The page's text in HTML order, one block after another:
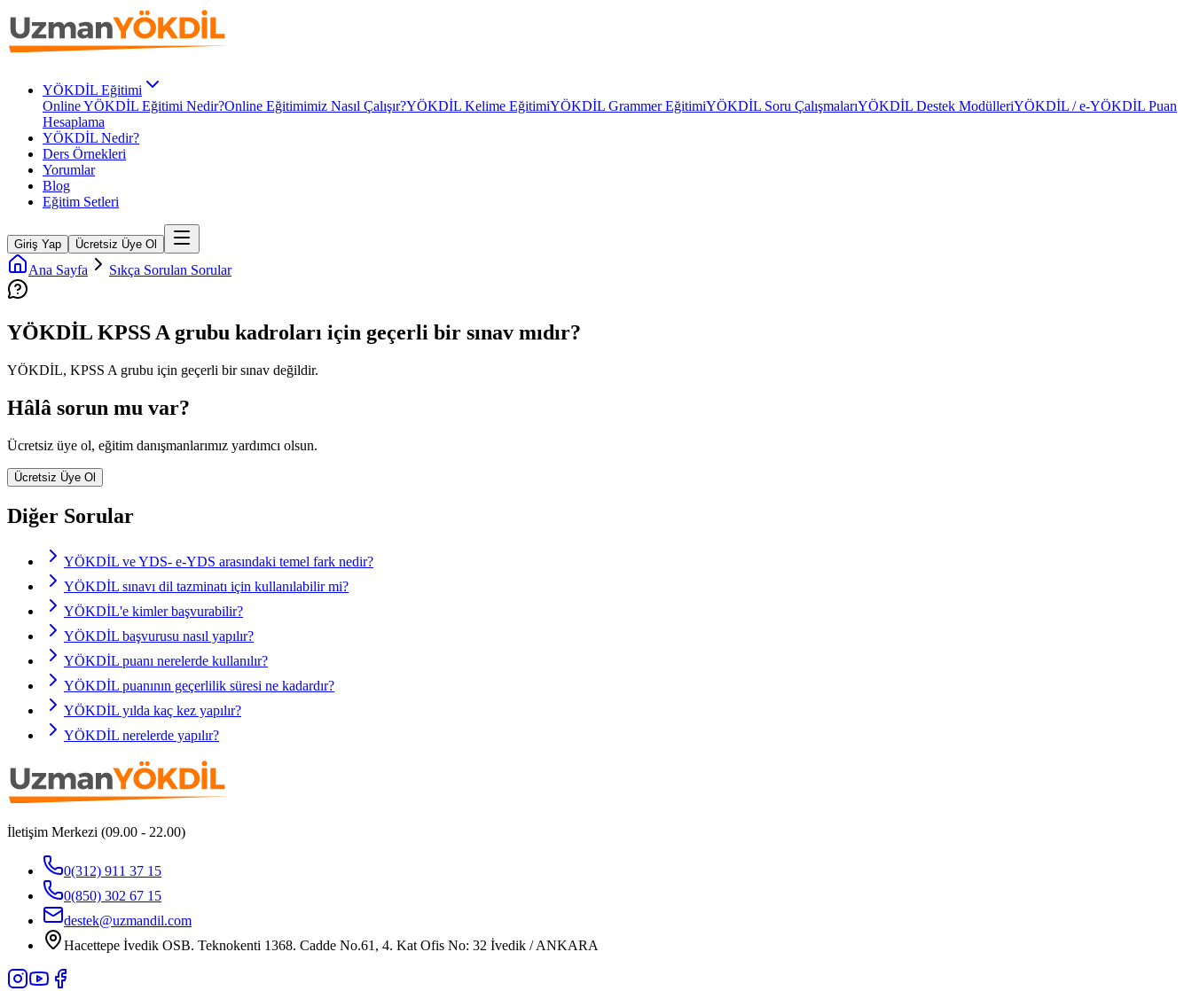
YÖKDİL Eğitimi
Online YÖKDİL Eğitimi Nedir?Online Eğitimimiz Nasıl Çalışır?YÖKDİL Kelime EğitimiYÖKDİL Grammer EğitimiYÖKDİL Soru ÇalışmalarıYÖKDİL Destek ModülleriYÖKDİL / e-YÖKDİL Puan
Hesaplama
YÖKDİL Nedir?
Ders Örnekleri
Yorumlar
Blog
Eğitim Setleri
Giriş Yap Ücretsiz Üye Ol
Ana Sayfa Sıkça Sorulan Sorular
YÖKDİL KPSS A grubu kadroları için geçerli bir sınav mıdır?
YÖKDİL, KPSS A grubu için geçerli bir sınav değildir.
Hâlâ sorun mu var?
Ücretsiz üye ol, eğitim danışmanlarımız yardımcı olsun.
Ücretsiz Üye Ol
Diğer Sorular
YÖKDİL ve YDS- e-YDS arasındaki temel fark nedir?
YÖKDİL sınavı dil tazminatı için kullanılabilir mi?
YÖKDİL'e kimler başvurabilir?
YÖKDİL başvurusu nasıl yapılır?
YÖKDİL puanı nerelerde kullanılır?
YÖKDİL puanının geçerlilik süresi ne kadardır?
YÖKDİL yılda kaç kez yapılır?
YÖKDİL nerelerde yapılır?
İletişim Merkezi (09.00 - 22.00)
0(312) 911 37 15
0(850) 302 67 15
destek@uzmandil.com
Hacettepe İvedik OSB. Teknokenti 1368. Cadde No.61, 4. Kat Ofis No: 32 İvedik / ANKARA